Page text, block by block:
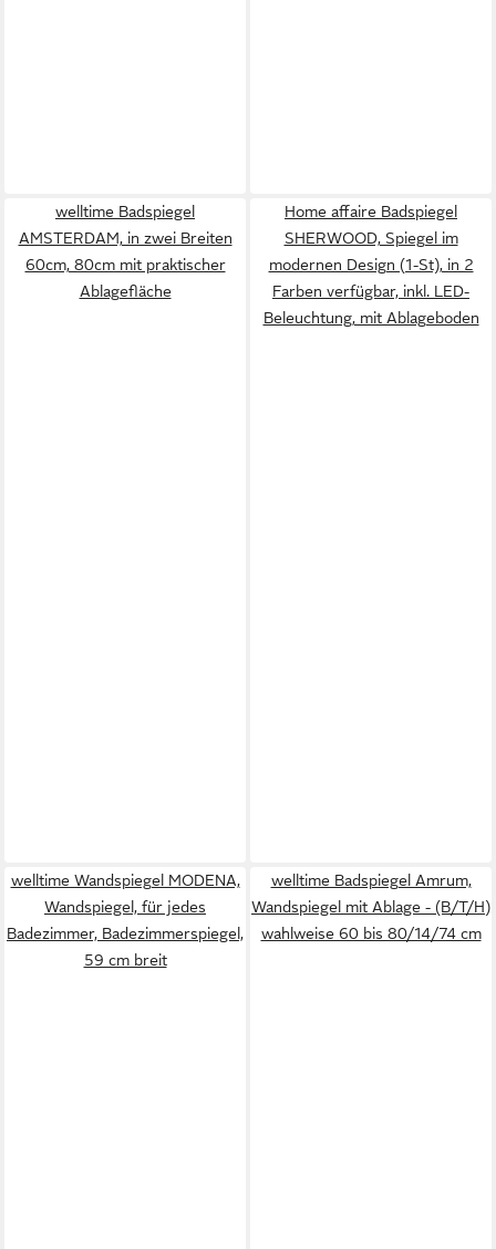
welltime Badspiegel
AMSTERDAM, in zwei Breiten
60cm, 80cm mit praktischer
Ablagefläche
Home affaire Badspiegel
SHERWOOD, Spiegel im
modernen Design (1-St), in 2
Farben verfügbar, inkl. LED-
Beleuchtung, mit Ablageboden
welltime Wandspiegel MODENA,
Wandspiegel, für jedes
Badezimmer, Badezimmerspiegel,
59 cm breit
welltime Badspiegel Amrum,
Wandspiegel mit Ablage - (B/T/H)
wahlweise 60 bis 80/14/74 cm